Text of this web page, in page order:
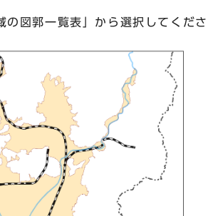
の図郭一覧表」から選択してくだ